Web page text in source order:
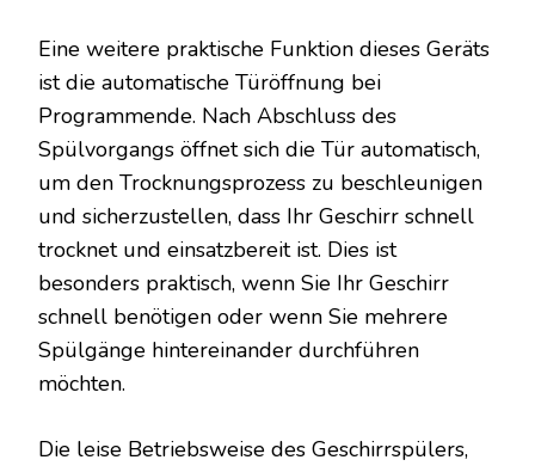
Eine weitere praktische Funktion dieses Geräts
ist die automatische Türöffnung bei
Programmende. Nach Abschluss des
Spülvorgangs öffnet sich die Tür automatisch,
um den Trocknungsprozess zu beschleunigen
und sicherzustellen, dass Ihr Geschirr schnell
trocknet und einsatzbereit ist. Dies ist
besonders praktisch, wenn Sie Ihr Geschirr
schnell benötigen oder wenn Sie mehrere
Spülgänge hintereinander durchführen
möchten.
Die leise Betriebsweise des Geschirrspülers,